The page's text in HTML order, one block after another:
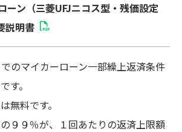
ーン（三菱UFJニコス型・残価設定
説明書
のマイカーローン一部繰上返済条件
す。
無料です。
９９％が、１回あたりの返済上限額